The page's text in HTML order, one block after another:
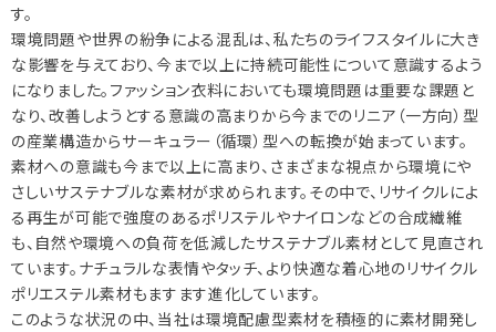
す。
環境問題や世界の紛争による混乱は、私たちのライフスタイルに大き
な影響を与えており、今まで以上に持続可能性について意識するよう
になりました。ファッション衣料においても環境問題は重要な課題と
なり、改善しようとする意識の高まりから今までのリニア（一方向）型
の産業構造からサーキュラー（循環）型への転換が始まっています。
素材への意識も今まで以上に高まり、さまざまな視点から環境にや
さしいサステナブルな素材が求められます。その中で、リサイクルによ
る再生が可能で強度のあるポリステルやナイロンなどの合成繊維
も、自然や環境への負荷を低減したサステナブル素材として見直され
ています。ナチュラルな表情やタッチ、より快適な着心地のリサイクル
ポリエステル素材もますます進化しています。
このような状況の中、当社は環境配慮型素材を積極的に素材開発し